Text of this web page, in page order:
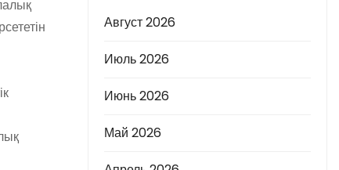
Август 2026
Июль 2026
Июнь 2026
Май 2026